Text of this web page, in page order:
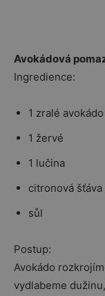
Avokádová
Ingredience:
1 zralé avokádo
1 žervé
1 lučina
citronová šťáva
sůl
Postup:
Avokádo
vydlabeme